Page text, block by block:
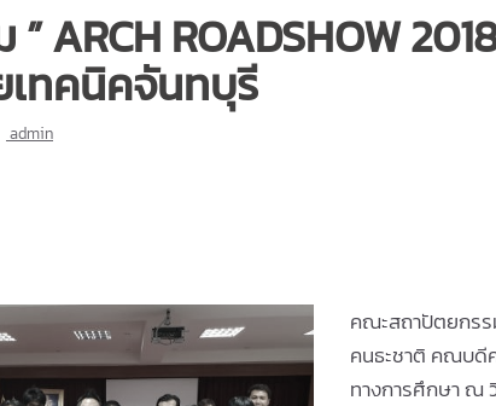
” ARCH ROADSHOW
ทคนิคจันทบุรี
admin
คณะสถาปัตยกรร
คนธะชาติ คณบดี
ทางการศึกษา ณ